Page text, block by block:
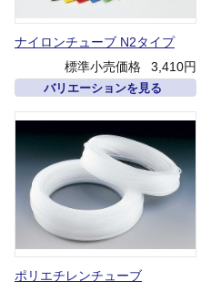
ナイロンチューブ N2タイプ
標準小売価格
3,410円
バリエーションを見る
ポリエチレンチューブ